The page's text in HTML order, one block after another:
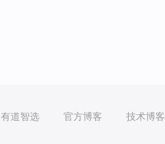
有道智选 官方博客 技术博客